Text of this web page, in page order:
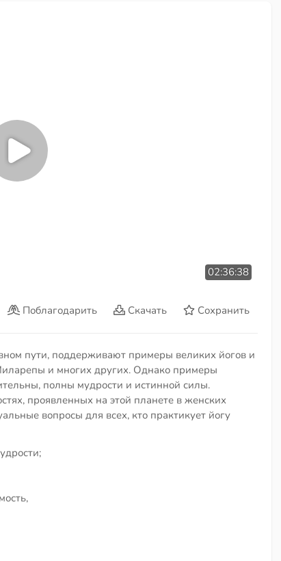
02:36:38
Поблагодарить Скачать Сохранить
пути, поддерживают примеры великих йогов и
и многих других. Однако примеры
полны мудрости и истинной силы.
проявленных на этой планете в женских
вопросы для всех, кто практикует йогу